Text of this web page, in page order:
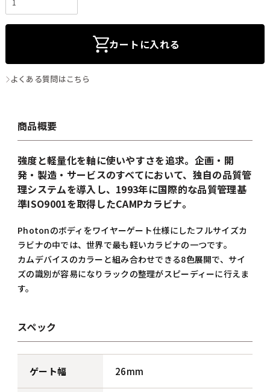
カートに入れる
よくある質問はこちら
商品概要
強度と軽量化を軸に使いやすさを追求。企画・開
発・製造・サービスのすべてにおいて、独自の品質管
理システムを導入し、1993年に国際的な品質管理基
準ISO9001を取得したCAMPカラビナ。
Photonのボディをワイヤーゲート仕様にしたフルサイズカ
ラビナの中では、世界で最も軽いカラビナの一つです。
カムデバイスのカラーと組み合わせできる8色展開で、サイ
ズの識別が容易になりラックの整理がスピーディーに行えま
す。
スペック
ゲート幅 26mm